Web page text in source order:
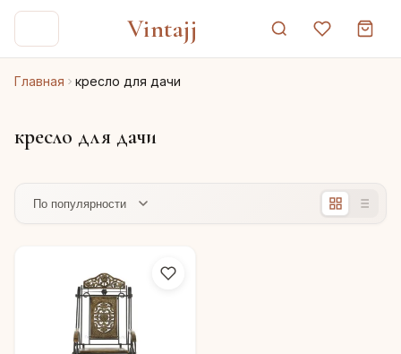
Vintajj
Главная кресло для дачи
кресло для дачи